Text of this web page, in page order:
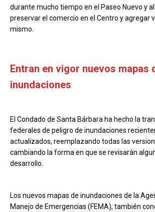
durante mucho tiempo en el Paseo Nuevo y
preservar el comercio en el Centro y agregar
mismo.
Entran en vigor nuevos mapas
inundaciones
El Condado de Santa Bárbara ha hecho la
federales de peligro de inundaciones
actualizados, reemplazando todas las
cambiando la forma en que se revisarán
desarrollo.
Los nuevos mapas de inundaciones de la
Manejo de Emergencias (FEMA), también